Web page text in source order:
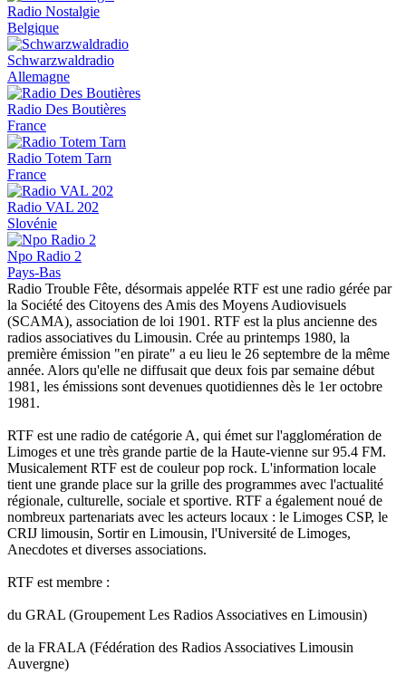
Radio Nostalgie
Belgique
Schwarzwaldradio
Allemagne
Radio Des Boutières
France
Radio Totem Tarn
France
Radio VAL 202
Slovénie
Npo Radio 2
Pays-Bas
Radio Trouble Fête, désormais appelée RTF est une radio gérée par
la Société des Citoyens des Amis des Moyens Audiovisuels
(SCAMA), association de loi 1901. RTF est la plus ancienne des
radios associatives du Limousin. Crée au printemps 1980, la
première émission "en pirate" a eu lieu le 26 septembre de la même
année. Alors qu'elle ne diffusait que deux fois par semaine début
1981, les émissions sont devenues quotidiennes dès le 1er octobre
1981.
RTF est une radio de catégorie A, qui émet sur l'agglomération de
Limoges et une très grande partie de la Haute-vienne sur 95.4 FM.
Musicalement RTF est de couleur pop rock. L'information locale
tient une grande place sur la grille des programmes avec l'actualité
régionale, culturelle, sociale et sportive. RTF a également noué de
nombreux partenariats avec les acteurs locaux : le Limoges CSP, le
CRIJ limousin, Sortir en Limousin, l'Université de Limoges,
Anecdotes et diverses associations.
RTF est membre :
du GRAL (Groupement Les Radios Associatives en Limousin)
de la FRALA (Fédération des Radios Associatives Limousin
Auvergne)